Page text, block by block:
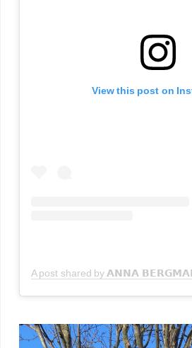
View this post on